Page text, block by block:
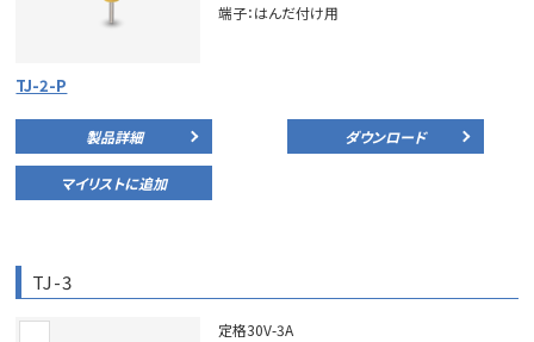
TJ-2-P
端子：はんだ付け用
製品詳細 ダウンロード
マイリストに追加
TJ-3
定格30V-3A